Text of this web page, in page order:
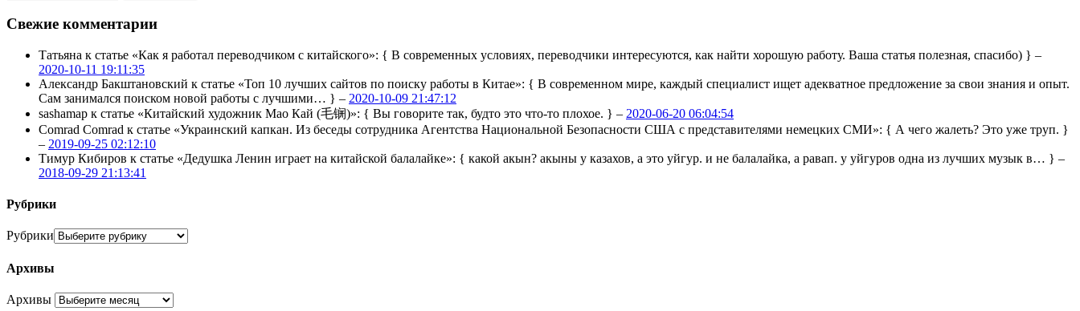
Свежие комментарии
Татьяна к статье «Как я работал переводчиком с китайского»: { В современных условиях, переводчики интересуются, как найти хорошую работу. Ваша статья полезная, спасибо) } –
2020-10-11 19:11:35
Александр Бакштановский к статье «Топ 10 лучших сайтов по поиску работы в Китае»: { В современном мире, каждый специалист ищет адекватное предложение за свои знания и опыт.
Сам занимался поиском новой работы с лучшими… } – 2020-10-09 21:47:12
sashamap к статье «Китайский художник Мао Кай (毛锎)»: { Вы говорите так, будто это что-то плохое. } – 2020-06-20 06:04:54
Comrad Comrad к статье «Украинский капкан. Из беседы сотрудника Агентства Национальной Безопасности США с представителями немецких СМИ»: { А чего жалеть? Это уже труп. }
– 2019-09-25 02:12:10
Тимур Кибиров к статье «Дедушка Ленин играет на китайской балалайке»: { какой акын? акыны у казахов, а это уйгур. и не балалайка, а равап. у уйгуров одна из лучших музык в… } –
2018-09-29 21:13:41
Рубрики
Рубрики
Архивы
Архивы